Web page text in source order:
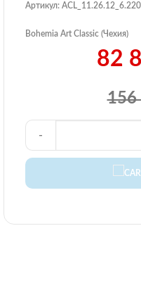
Артикул:
Bohemia Art Classic (Чехия)
156
82
-